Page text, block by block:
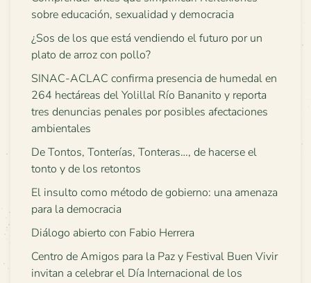
sobre educación, sexualidad y democracia
¿Sos de los que está vendiendo el futuro por un
plato de arroz con pollo?
SINAC-ACLAC confirma presencia de humedal en
264 hectáreas del Yolillal Río Bananito y reporta
tres denuncias penales por posibles afectaciones
ambientales
De Tontos, Tonterías, Tonteras…, de hacerse el
tonto y de los retontos
El insulto como método de gobierno: una amenaza
para la democracia
Diálogo abierto con Fabio Herrera
Centro de Amigos para la Paz y Festival Buen Vivir
invitan a celebrar el Día Internacional de los